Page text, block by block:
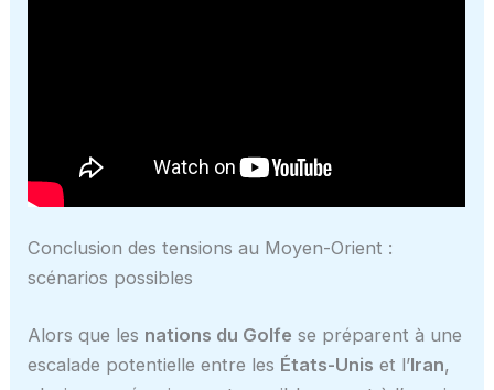
Conclusion des tensions au Moyen-Orient :
scénarios possibles
Alors que les nations du Golfe se préparent à une
escalade potentielle entre les États-Unis et l’Iran,